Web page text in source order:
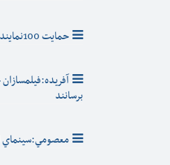
حمایت 100نماینده از ریاست لاریجانی
برسانند
معصومي:سينماي